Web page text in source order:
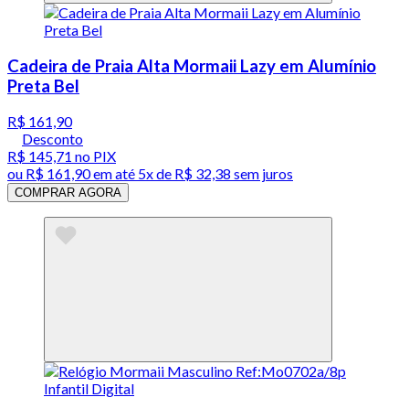
Cadeira de Praia Alta Mormaii Lazy em Alumínio
Preta Bel
R$ 161,90
Desconto
R$ 145,71 no PIX
ou R$ 161,90em até 5x de R$ 32,38 sem juros
COMPRAR AGORA